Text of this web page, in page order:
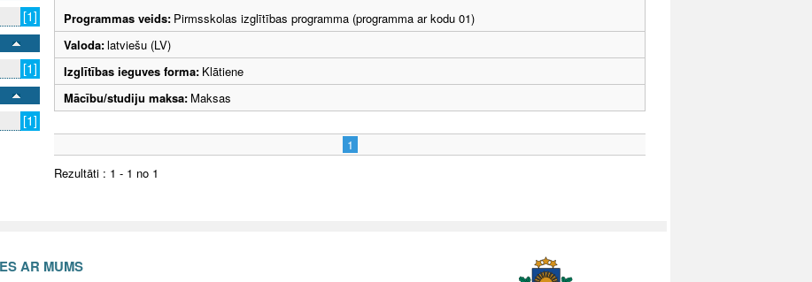
[1]
[1]
[1]
Programmas veids: Pirmsskolas izglītības programma (programma ar kodu 01)
Valoda:latviešu (LV)
Izglītības ieguves forma: Klātiene
Mācību/studiju maksa: Maksas
1
Rezultāti : 1 - 1 no 1
AR MUMS